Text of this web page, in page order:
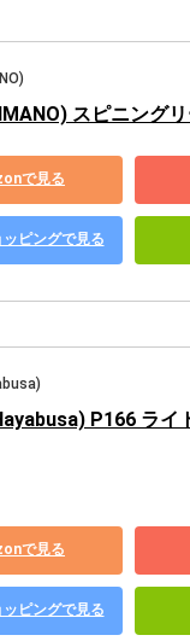
スピニング
で見る
ピングで見る
P166 ライ
で見る
ピングで見る